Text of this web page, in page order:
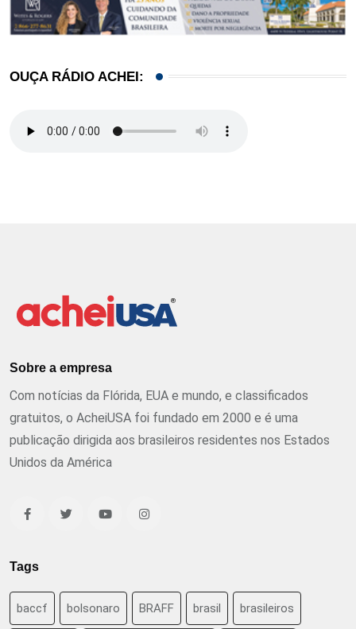
OUÇA RÁDIO ACHEI:
Sobre a empresa
Com notícias da Flórida, EUA e mundo, e classificados
gratuitos, o AcheiUSA foi fundado em 2000 e é uma
publicação dirigida aos brasileiros residentes nos Estados
Unidos da América
Tags
baccf bolsonaro BRAFF brasil brasileiros